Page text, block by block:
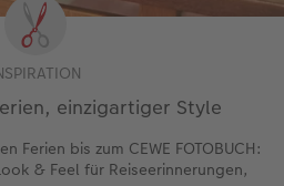
einzigartiger Style
Ferien bis zum CEWE FOTOBUCH:
& Feel für Reiseerinnerungen,